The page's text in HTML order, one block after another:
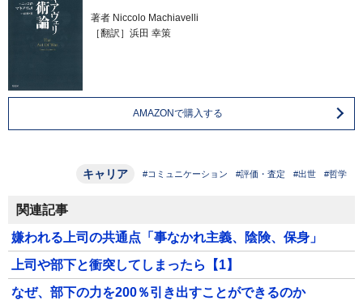
著者 Niccolo Machiavelli
［翻訳］浜田 幸策
AMAZONで購入する
キャリア #コミュニケーション #評価・査定 #出世 #哲学
関連記事
嫌われる上司の共通点「事なかれ主義、陰険、保身」
上司や部下と衝突してしまったら【1】
なぜ、部下の力を200％引き出すことができるのか